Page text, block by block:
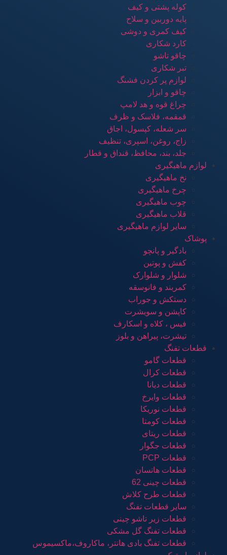
کوله پشتی و کیف
پایه دوربین و سلاح
کیف کمری و دوشی
کارد شکاری
چاقو تاشو
تبر شکاری
لوازم پر کردن فشنگ
چاقو و ابزار
چراغ قوه و هد لامپ
قمقمه، فلاسک و ظرف
سر شعله، کپسول، اجاق
زاج، روغن، اسپری، تنظیف
جلد، بند، محافظ، قنداق و قطار
لوازم ماهیگیری
نخ ماهیگیری
چرخ ماهیگیری
چوب ماهیگیری
قلاب ماهیگیری
سایر لوازم ماهیگیری
پوشاک
بادگیر و پانچو
کفش و پوتین
شلوار و شلوارک
کمربند و فانوسقه
دستکش و جوراب
کاپشن و سویشرت
فیس ، کلاه و اسکارف
تیشرت، پیراهن و بلوز
قطعات تفنگ
قطعات گامو
قطعات کرال
قطعات دیانا
قطعات وایرخ
قطعات نوریکا
قطعات کومتا
قطعات ریتای
قطعات جگوار
قطعات PCP
قطعات هاتسان
قطعات چینی 62
قطعات طرح کلاش
سایر قطعات تفنگ
قطعات زیر تاشو چینی
قطعات تفنگ گل مشکی
قطعات تفنگ بادی هانتر، ماکاروف،ماکسیموس